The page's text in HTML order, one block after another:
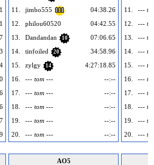
11.
jimbo555 111
04:38.26
12.
philou60520
04:42.55
13.
Dandandan 10
07:06.65
14.
tinfoiled 20
34:58.96
15.
zylgy 14
4:27:18.85
16.
--- tom ---
--:--
17.
--- tom ---
--:--
18.
--- tom ---
--:--
19.
--- tom ---
--:--
20.
--- tom --- --:--
11.
---
12.
---
13.
---
14.
---
15.
---
16.
---
17.
---
18.
---
19.
---
20.
---
AO5